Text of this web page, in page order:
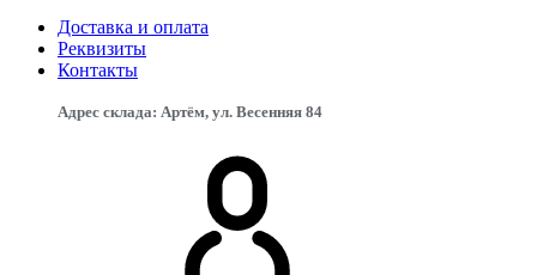
Доставка и оплата
Реквизиты
Контакты
Адрес склада: Артём, ул. Весенняя 84